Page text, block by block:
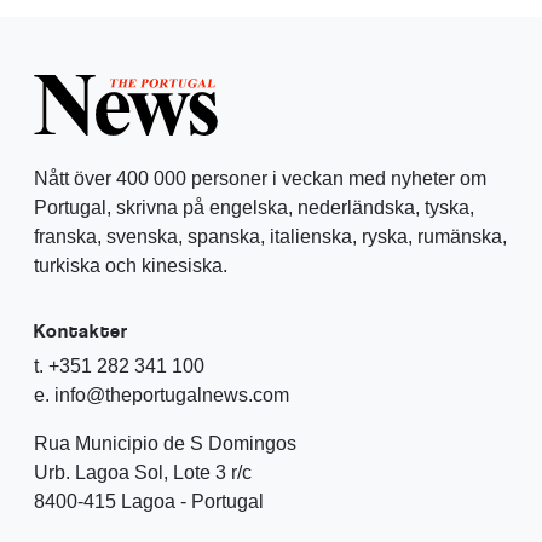
Nått över 400 000 personer i veckan med nyheter om
Portugal, skrivna på engelska, nederländska, tyska,
franska, svenska, spanska, italienska, ryska, rumänska,
turkiska och kinesiska.
Kontakter
t. +351 282 341 100
e. info@theportugalnews.com
Rua Municipio de S Domingos
Urb. Lagoa Sol, Lote 3 r/c
8400-415 Lagoa - Portugal